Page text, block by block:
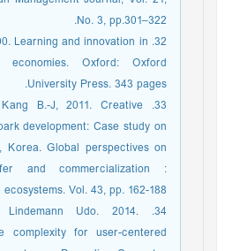
No. 3, pp.301–322.
Learning and innovation in
economies. Oxford: Oxford
University Press. 343 pages.
Kang B.-J, 2011. Creative
development: Case study on
Korea. Global perspectives on
and commercialization :
Vol. 43, pp. 162-188.
Lindemann Udo. 2014.
complexity for user-centered